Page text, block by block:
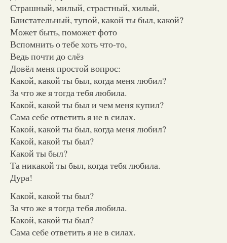
Страшный, милый, страстный, хилый,
Блистательный, тупой, какой ты был, какой?
Может быть, поможет фото
Вспомнить о тебе хоть что-то,
Ведь почти до слёз
Довёл меня простой вопрос:
Какой, какой ты был, когда меня любил?
За что же я тогда тебя любила.
Какой, какой ты был и чем меня купил?
Сама себе ответить я не в силах.
Какой, какой ты был, когда меня любил?
Какой, какой ты был?
Какой ты был?
Та никакой ты был, когда тебя любила.
Дура!
Какой, какой ты был?
За что же я тогда тебя любила.
Какой, какой ты был?
Сама себе ответить я не в силах.